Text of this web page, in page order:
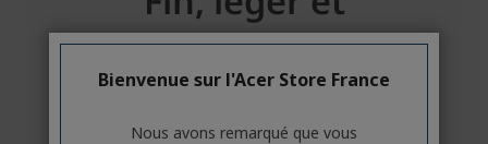
Bienvenue sur l'Acer Store France
Nous avons remarqué que vous